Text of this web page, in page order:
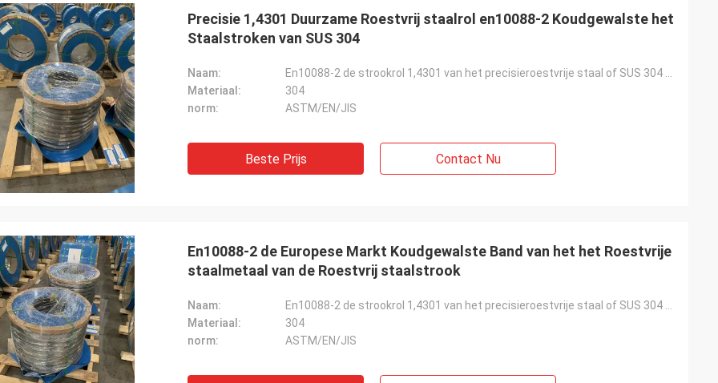
Precisie 1,4301 Duurzame Roestvrij staalrol en10088-2 Koudgewalste het
Staalstroken van SUS 304
Naam:
Materiaal:
304
norm:
ASTM/EN/JIS
Beste Prijs Contact Nu
En10088-2 de Europese Markt Koudgewalste Band van het het Roestvrije
staalmetaal van de Roestvrij staalstrook
Naam:
Materiaal:
304
norm:
ASTM/EN/JIS